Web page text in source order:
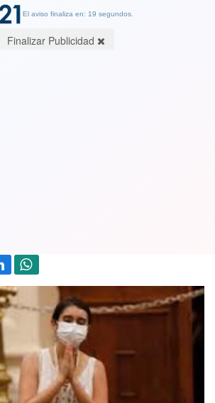
El aviso finaliza en: 18 segundos.
Finalizar Publicidad